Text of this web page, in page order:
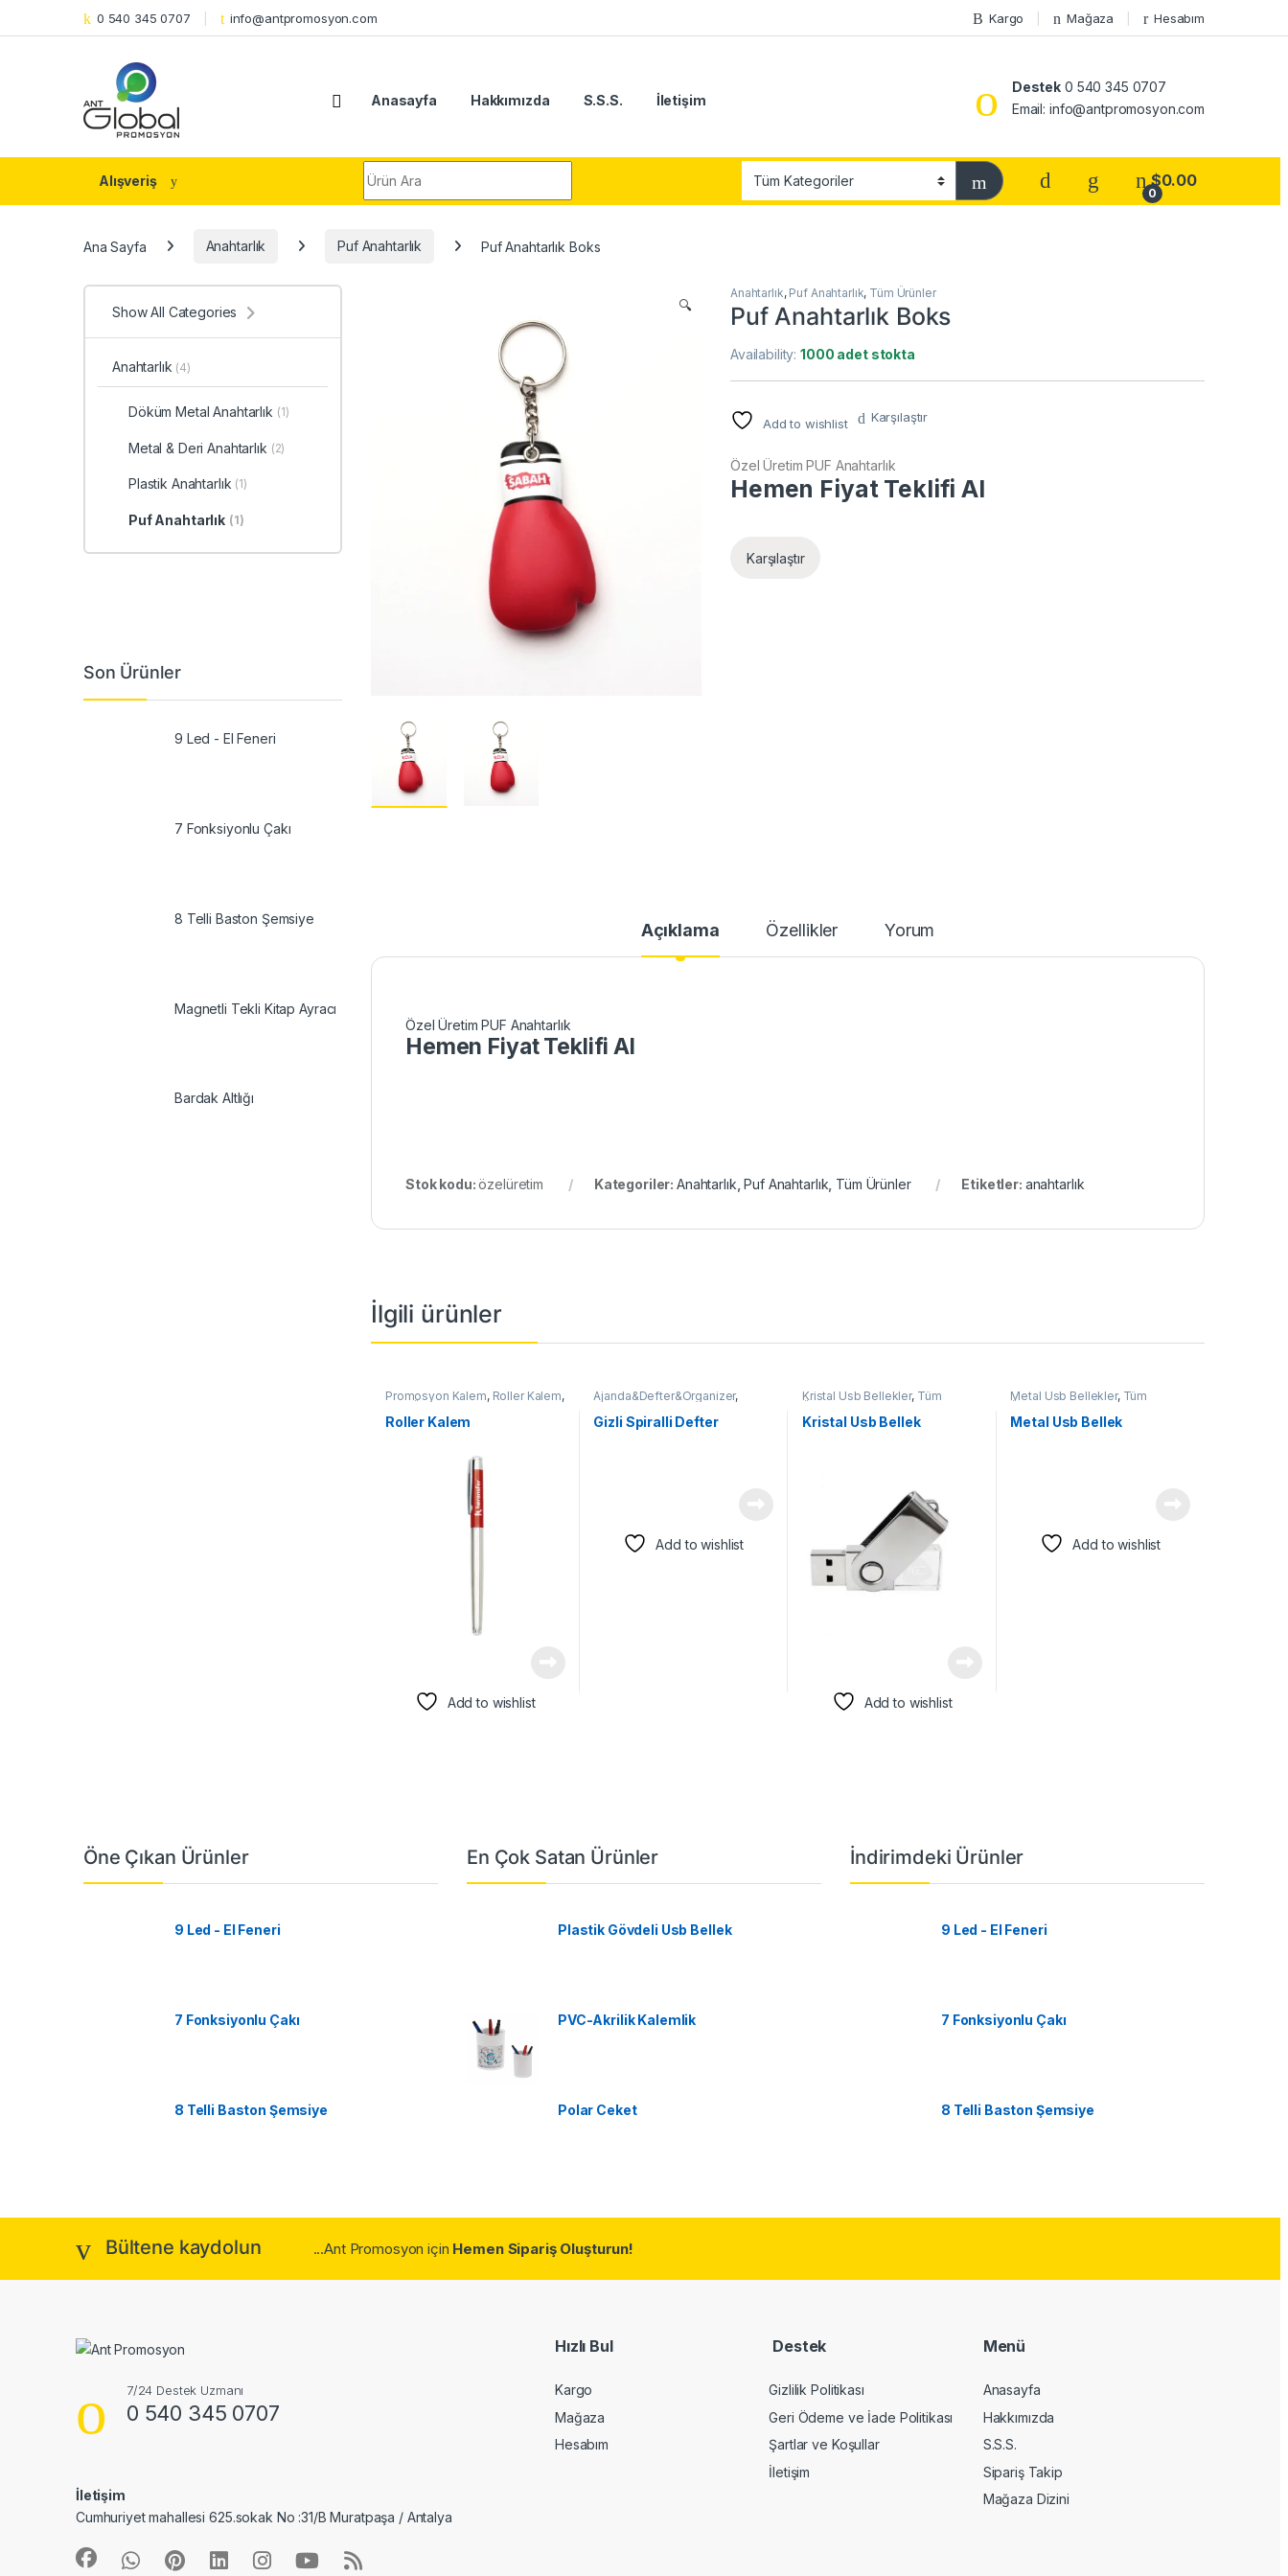
Skip to navigation
Skip to content 0 540 345 0707 info@antpromosyon.com Kargo Mağaza Hesabım
Anasayfa Hakkımızda S.S.S. İletişim
Destek 0 540 345 0707
Email: info@antpromosyon.com
Alışveriş
0
$0.00
Ana Sayfa Anahtarlık Puf Anahtarlık Puf Anahtarlık Boks
🔍
Anahtarlık, Puf Anahtarlık, Tüm Ürünler
Puf Anahtarlık Boks
Availability:1000 adet stokta
Add to wishlist Karşılaştır
Özel Üretim PUF Anahtarlık
Hemen Fiyat Teklifi Al
Karşılaştır
Açıklama Özellikler Yorum
Özel Üretim PUF Anahtarlık
Hemen Fiyat Teklifi Al
Stok kodu:özelüretim Kategoriler: Anahtarlık ,Puf Anahtarlık Tüm Ürünler Etiketler: anahtarlık
İlgili ürünler
Promosyon Kalem, Roller Kalem,
Roller Kalem
Add to wishlist
Ajanda&Defter&Organizer,
Dönüşümlü Defter&Not
Ürünler
Gizli Spiralli Defter
Add to wishlist
Kristal Usb Bellekler, Tüm
Kristal Usb Bellek
Add to wishlist
Metal Usb Bellekler, Tüm
Metal Usb Bellek
Add to wishlist
Show All Categories
Anahtarlık (4)
Döküm Metal Anahtarlık (1)
Metal & Deri Anahtarlık (2)
Plastik Anahtarlık (1)
Puf Anahtarlık (1)
Son Ürünler
9 Led - El Feneri
7 Fonksiyonlu Çakı
8 Telli Baston Şemsiye
Magnetli Tekli Kitap Ayracı
Bardak Altlığı
Öne Çıkan Ürünler
9 Led - El Feneri
7 Fonksiyonlu Çakı
8 Telli Baston Şemsiye
En Çok Satan Ürünler
Plastik Gövdeli Usb Bellek
PVC-Akrilik Kalemlik
Polar Ceket
İndirimdeki Ürünler
9 Led - El Feneri
7 Fonksiyonlu Çakı
8 Telli Baston Şemsiye
Bültene kaydolun ...Ant Promosyon için Hemen Sipariş Oluşturun!
7/24 Destek Uzmanı
0 540 345 0707
İletişim
Cumhuriyet mahallesi 625.sokak No :31/B Muratpaşa / Antalya
Hızlı Bul
Kargo
Mağaza
Hesabım
Destek
Gizlilik Politikası
Geri Ödeme ve İade Politikası
Şartlar ve Koşullar
İletişim
Menü
Anasayfa
Hakkımızda
S.S.S.
Sipariş Takip
Mağaza Dizini